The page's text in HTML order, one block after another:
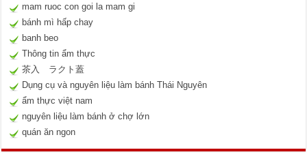
mam ruoc con goi la mam gi
bánh mì hấp chay
banh beo
Thông tin ẩm thực
茶入 ラクト蓋
Dụng cụ và nguyên liệu làm bánh Thái Nguyên
ẩm thực việt nam
nguyên liệu làm bánh ở chợ lớn
quán ăn ngon